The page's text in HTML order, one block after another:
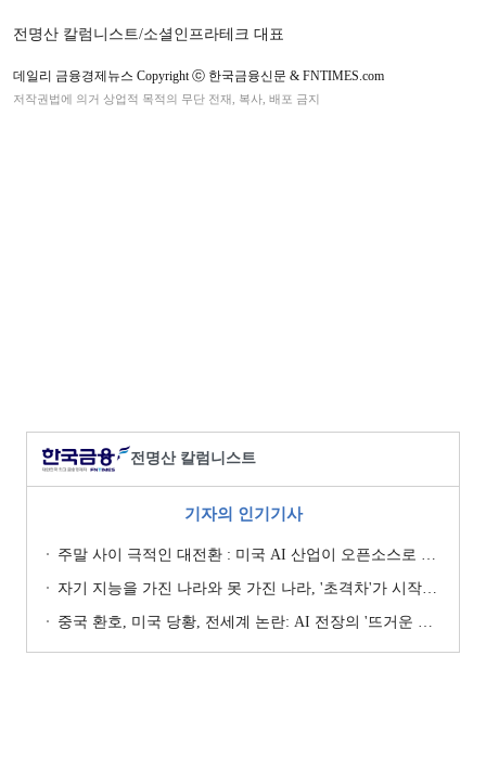
전명산 칼럼니스트/소셜인프라테크 대표
데일리 금융경제뉴스 Copyright ⓒ 한국금융신문 & FNTIMES.com
저작권법에 의거 상업적 목적의 무단 전재, 복사, 배포 금지
전명산 칼럼니스트
기자의 인기기사
주말 사이 극적인 대전환 : 미국 AI 산업이 오픈소스로 방향을 틀다 [전명산의 AI블록체인도시 이야기-17]
자기 지능을 가진 나라와 못 가진 나라, '초격차'가 시작되다 [전명산의 AI블록체인도시 이야기⑮]
중국 환호, 미국 당황, 전세계 논란: AI 전장의 '뜨거운 감자’, 오픈소스 모델 [전명산의 AI블록체인도시 이야기-16]